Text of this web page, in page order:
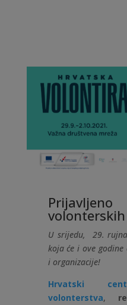
U srijedu, 29.
koja će i ove
i organizacije!
Hrvatski
volonterstva,